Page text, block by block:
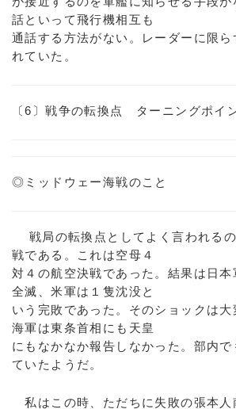
話といって飛行機相互も
通話する方法がない。レーダーに限
れていた。
〔6〕戦争の転換点 ターニングポイ
◎ミッドウェー海戦のこと
戦局の転換点としてよく言われる
戦である。これは空母４
対４の航空決戦であった。結果は日本
全滅、米軍は１隻沈没と
いう完敗であった。そのショックは大
海軍は東条首相にも天皇
にもなかなか報告しなかった。部内で
ていたようだ。
私はこの時、ただちに失敗の張本人